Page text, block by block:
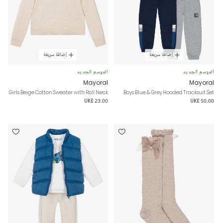
إضافة سريعة
الموسم الجديد
Mayoral
Boys Blue & Grey Hooded Tracksuit Set
UK£ 50.00
إضافة سريعة
الموسم الجديد
Mayoral
Girls Beige Cotton Sweater with Roll Neck
UK£ 23.00